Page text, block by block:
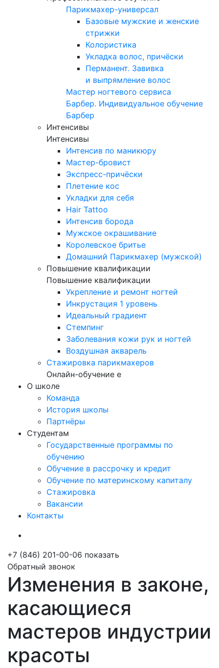
Парикмахер-универсал
Базовые мужские и женские
стрижки
Колористика
Укладка волос, причёски
Перманент. Завивка
и выпрямление волос
Мастер ногтевого сервиса
Барбер. Индивидуальное обучение
Барбер
Интенсивы
Интенсивы
Интенсив по маникюру
Мастер-бровист
Экспресс-причёски
Плетение кос
Укладки для себя
Hair Tattoo
Интенсив борода
Мужское окрашивание
Королевское бритье
Домашний Парикмахер (мужской)
Повышение квалификации
Повышение квалификации
Укрепление и ремонт ногтей
Инкрустация 1 уровень
Идеальный градиент
Стемпинг
Заболевания кожи рук и ногтей
Воздушная акварель
Стажировка парикмахеров
Онлайн-обучение е
О школе
Команда
История школы
Партнёры
Студентам
Государственные программы по
обучению
Обучение в рассрочку и кредит
Обучение по материнскому капиталу
Стажировка
Вакансии
Контакты
+7 (846) 201-00-06 показать
Обратный звонок
Изменения в законе,
касающиеся
мастеров индустрии
красоты